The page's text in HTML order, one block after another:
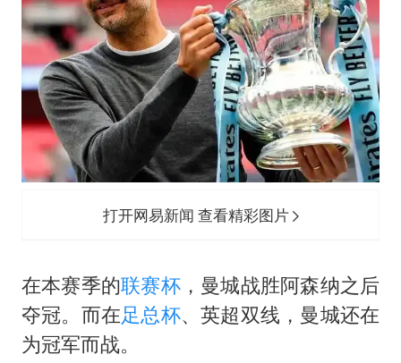
乐享全民健身 共筑健康中国
打开网易新闻 查看精彩图片
在本赛季的联赛杯，曼城战胜阿森纳之后
夺冠。而在足总杯、英超双线，曼城还在
为冠军而战。